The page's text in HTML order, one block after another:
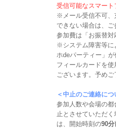
受信可能なスマート
※メール受信不可、
できない場合は、
参加費は「お振替対
※システム障害等に
ホdeパーティー」
フィールカードを
ございます。予めご
＜中止のご連絡につ
参加人数や会場の
止とさせていただ
は、開始時刻の90分